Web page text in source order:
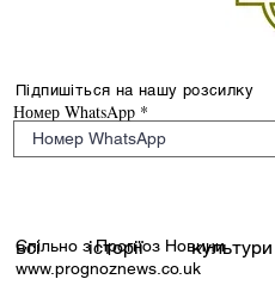
Підпишіться на нашу розсилку
Номер WhatsApp
Спільно з Прогноз Новини
www.prognoznews.co.uk
всі історії культури